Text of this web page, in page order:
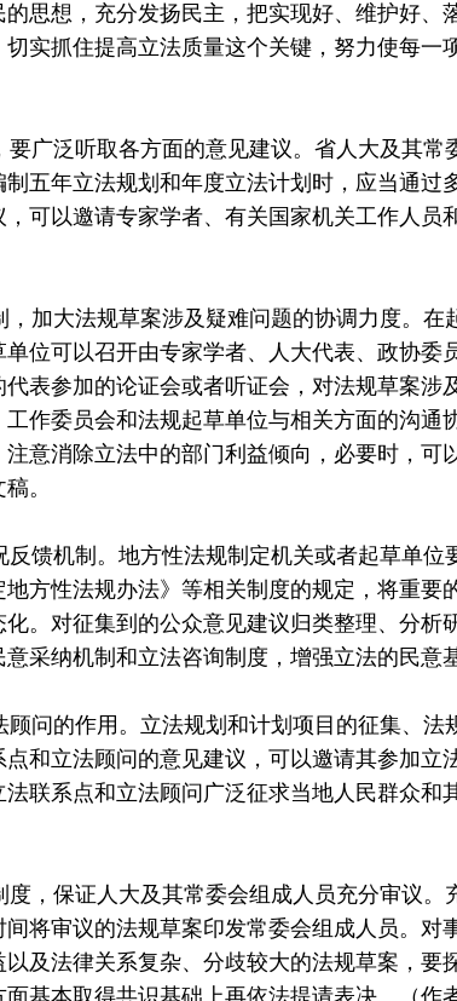
思想，充分发扬民主，把实现好、维护好、
实抓住提高立法质量这个关键，努力使每一
广泛听取各方面的意见建议。省人大及其常
五年立法规划和年度立法计划时，应当通过
可以邀请专家学者、有关国家机关工作人员
加大法规草案涉及疑难问题的协调力度。在
位可以召开由专家学者、人大代表、政协委
表参加的论证会或者听证会，对法规草案涉
作委员会和法规起草单位与相关方面的沟通
意消除立法中的部门利益倾向，必要时，可
。
馈机制。地方性法规制定机关或者起草单位
方性法规办法》等相关制度的规定，将重要
。对征集到的公众意见建议归类整理、分析
采纳机制和立法咨询制度，增强立法的民意
问的作用。立法规划和计划项目的征集、法
和立法顾问的意见建议，可以邀请其参加立
联系点和立法顾问广泛征求当地人民群众和
，保证人大及其常委会组成人员充分审议。
将审议的法规草案印发常委会组成人员。对
及法律关系复杂、分歧较大的法规草案，要
基本取得共识基础上再依法提请表决。（作